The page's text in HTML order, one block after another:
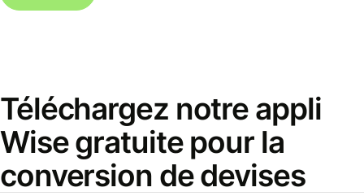
Téléchargez notre appli
Wise gratuite pour la
conversion de devises